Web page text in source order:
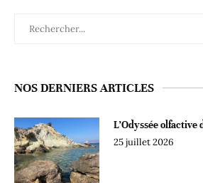
NOS DERNIERS ARTICLES
L’Odyssée olfactive
25 juillet 2026